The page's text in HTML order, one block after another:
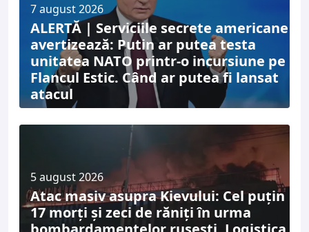
7 august 2026
ALERTĂ | Serviciile secrete americane
avertizează: Putin ar putea testa
unitatea NATO printr-o incursiune pe
Flancul Estic. Când ar putea fi lansat
atacul
5 august 2026
Atac masiv asupra Kievului: Cel puțin
17 morți și zeci de răniți în urma